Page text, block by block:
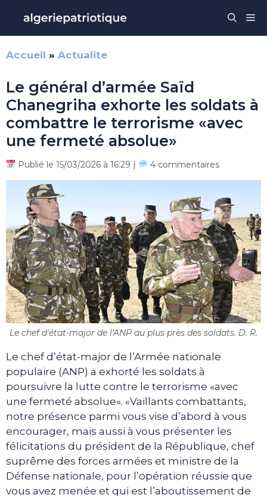
contenu
Accueil » Actualite
Le général d’armée Saïd
Chanegriha exhorte les soldats à
combattre le terrorisme «avec
une fermeté absolue»
Publié le 15/03/2026 à 16:29 | 4 commentaires
Le chef d'état-major de l'ANP au plus près des soldats. D. R.
Le chef d’état-major de l’Armée nationale
populaire (ANP) a exhorté les soldats à
poursuivre la lutte contre le terrorisme «avec
une fermeté absolue». «Vaillants combattants,
notre présence parmi vous vise d’abord à vous
encourager, mais aussi à vous présenter les
félicitations du président de la République, chef
suprême des forces armées et ministre de la
Défense nationale, pour l’opération réussie que
vous avez menée et qui est l’aboutissement de